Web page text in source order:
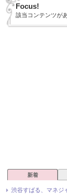
Focus!
該当コンテンツが
新着
渋谷すばる、マネジ